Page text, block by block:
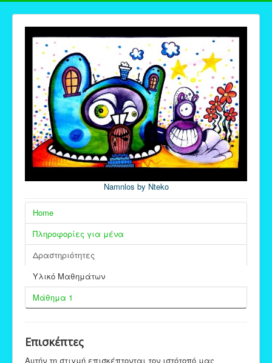
Namnlos by Nteko
Home
Πληροφορίες για μένα
Δραστηριότητες
Υλικό Μαθημάτων
Μάθημα 1
Επισκέπτες
Αυτήν τη στιγμή επισκέπτονται τον ιστότοπό μας